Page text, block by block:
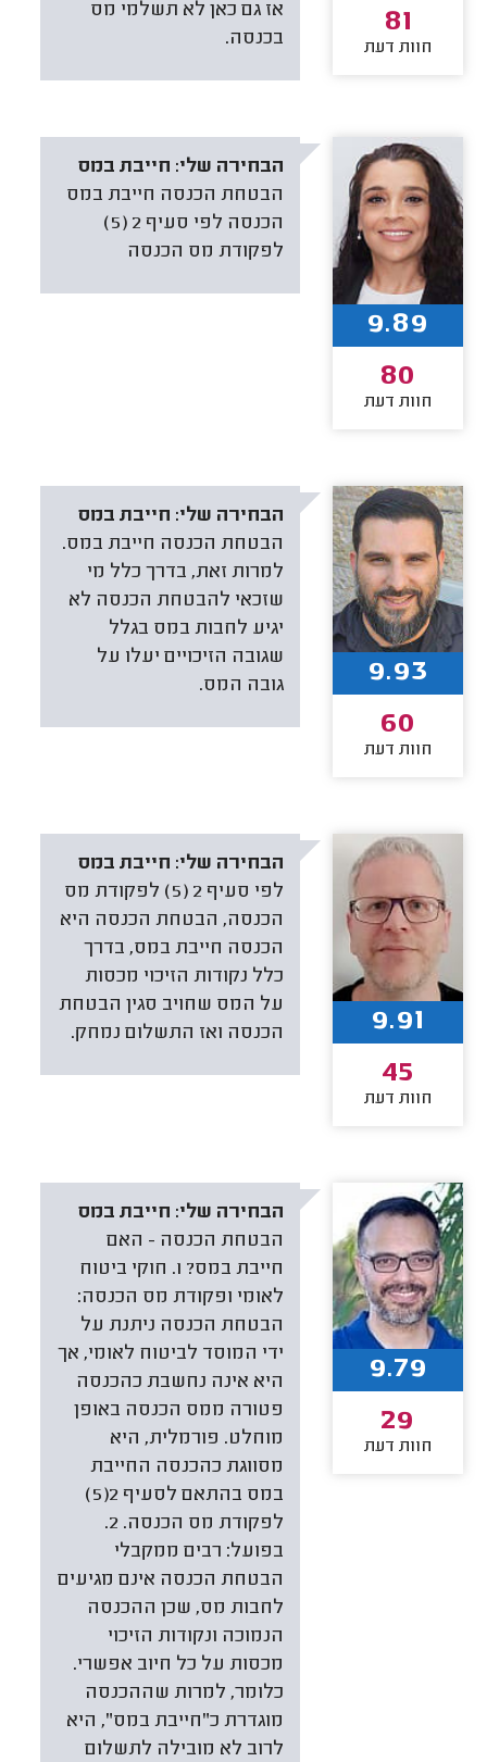
אז גם כאן לא תשלמי מס
בכנסה.
81
חוות דעת
הבחירה שלי: חייבת במס
הבטחת הכנסה חייבת במס
הכנסה לפי סעיף 2 (5)
לפקודת מס הכנסה
9.89
80
חוות דעת
הבחירה שלי: חייבת במס
הבטחת הכנסה חייבת במס.
למרות זאת, בדרך כלל מי
שזכאי להבטחת הכנסה לא
יגיע לחבות במס בגלל
שגובה הזיכויים יעלו על
גובה המס.
9.93
60
חוות דעת
הבחירה שלי: חייבת במס
לפי סעיף 2 (5) לפקודת מס
הכנסה, הבטחת הכנסה היא
הכנסה חייבת במס, בדרך
כלל נקודות הזיכוי מכסות
על המס שחויב סגין הבטחת
הכנסה ואז התשלום נמחק.
9.91
45
חוות דעת
הבחירה שלי: חייבת במס
הבטחת הכנסה - האם
חייבת במס? 1. חוקי ביטוח
לאומי ופקודת מס הכנסה:
הבטחת הכנסה ניתנת על
ידי המוסד לביטוח לאומי, אך
היא אינה נחשבת כהכנסה
פטורה ממס הכנסה באופן
מוחלט. פורמלית, היא
מסווגת כהכנסה החייבת
במס בהתאם לסעיף 2(5)
לפקודת מס הכנסה. 2.
בפועל: רבים ממקבלי
הבטחת הכנסה אינם מגיעים
לחבות מס, שכן ההכנסה
הנמוכה ונקודות הזיכוי
מכסות על כל חיוב אפשרי.
כלומר, למרות שההכנסה
מוגדרת כ"חייבת במס", היא
לרוב לא מובילה לתשלום
9.79
29
חוות דעת